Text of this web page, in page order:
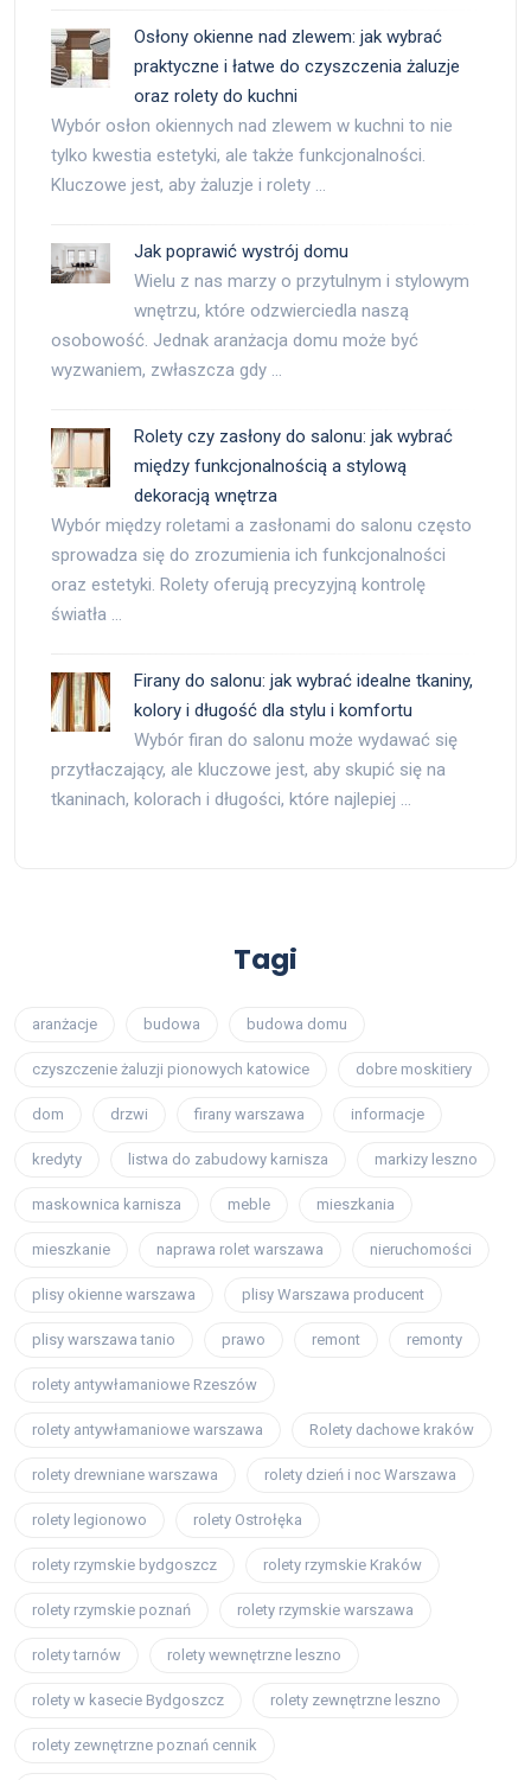
Osłony okienne nad zlewem: jak wybrać
praktyczne i łatwe do czyszczenia żaluzje
oraz rolety do kuchni
Wybór osłon okiennych nad zlewem w kuchni to nie
tylko kwestia estetyki, ale także funkcjonalności.
Kluczowe jest, aby żaluzje i rolety …
Jak poprawić wystrój domu
Wielu z nas marzy o przytulnym i stylowym
wnętrzu, które odzwierciedla naszą
osobowość. Jednak aranżacja domu może być
wyzwaniem, zwłaszcza gdy …
Rolety czy zasłony do salonu: jak wybrać
między funkcjonalnością a stylową
dekoracją wnętrza
Wybór między roletami a zasłonami do salonu często
sprowadza się do zrozumienia ich funkcjonalności
oraz estetyki. Rolety oferują precyzyjną kontrolę
światła …
Firany do salonu: jak wybrać idealne tkaniny,
kolory i długość dla stylu i komfortu
Wybór firan do salonu może wydawać się
przytłaczający, ale kluczowe jest, aby skupić się na
tkaninach, kolorach i długości, które najlepiej …
Tagi
aranżacje budowa budowa domu
czyszczenie żaluzji pionowych katowice dobre moskitiery
dom drzwi firany warszawa informacje
kredyty listwa do zabudowy karnisza markizy leszno
maskownica karnisza meble mieszkania
mieszkanie naprawa rolet warszawa nieruchomości
plisy okienne warszawa plisy Warszawa producent
plisy warszawa tanio prawo remont remonty
rolety antywłamaniowe Rzeszów
rolety antywłamaniowe warszawa Rolety dachowe kraków
rolety drewniane warszawa rolety dzień i noc Warszawa
rolety legionowo rolety Ostrołęka
rolety rzymskie bydgoszcz rolety rzymskie Kraków
rolety rzymskie poznań rolety rzymskie warszawa
rolety tarnów rolety wewnętrzne leszno
rolety w kasecie Bydgoszcz rolety zewnętrzne leszno
rolety zewnętrzne poznań cennik